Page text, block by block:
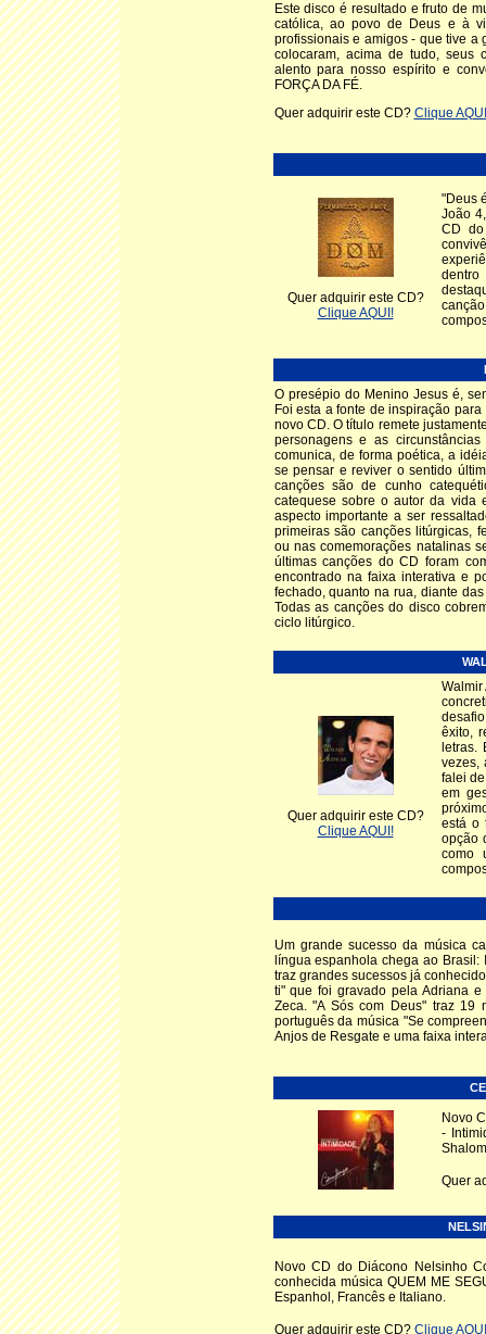
Este disco é resultado e fruto de
católica, ao povo de Deus e à
profissionais e amigos - que tive
colocaram, acima de tudo, seus
alento para nosso espírito e
FORÇA DA FÉ.
Quer adquirir este CD? Clique
Quer adquirir este CD?
Clique AQUI!
"Deus
João
CD
dentro
O presépio do Menino Jesus é,
Foi esta a fonte de inspiração
novo CD. O título remete
personagens e as
comunica, de forma poética, a
se pensar e reviver o sentido
canções são de cunho
catequese sobre o autor da vida
aspecto importante a ser
primeiras são canções litúrgicas,
ou nas comemorações natalinas
últimas canções do CD foram
encontrado na faixa interativa e
fechado, quanto na rua, diante
Todas as canções do disco
ciclo litúrgico.
Quer adquirir este CD?
Clique AQUI!
Walmir
êxito,
letras.
vezes,
falei
em
está o
opção
como
Um grande sucesso da música
língua espanhola chega ao
traz grandes sucessos já
ti" que foi gravado pela Adriana
Zeca. "A Sós com Deus" traz 19
português da música "Se
Anjos de Resgate e uma faixa
Novo
-
Quer
Novo CD do Diácono Nelsinho
conhecida música QUEM ME
Espanhol, Francês e Italiano.
Quer adquirir este CD? Clique